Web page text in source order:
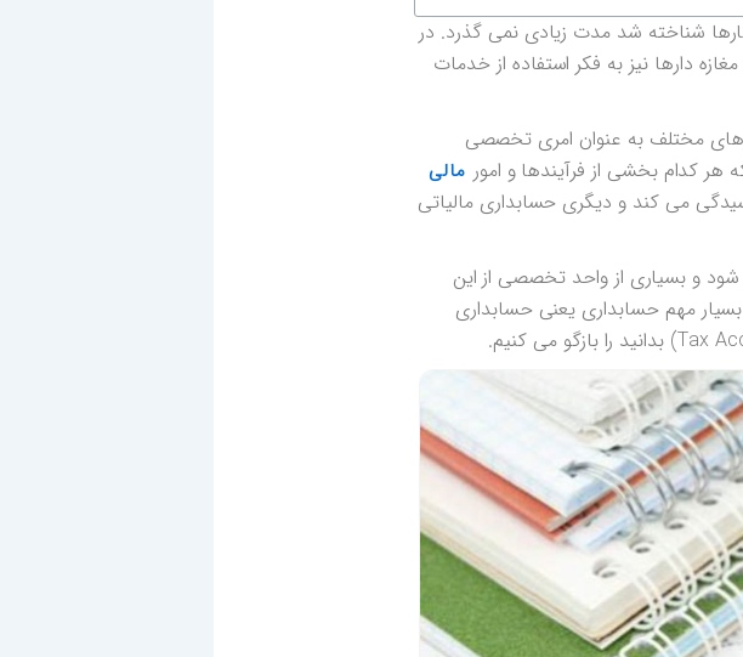
شناخته شد مدت زیادی نمی گذرد. در
دارها نیز به فکر استفاده از خدمات
مختلف به عنوان امری تخصصی
کدام بخشی از فرآیندها و امور مالی
می کند و دیگری حسابداری مالیاتی
و بسیاری از واحد تخصصی از این
مهم حسابداری یعنی حسابداری